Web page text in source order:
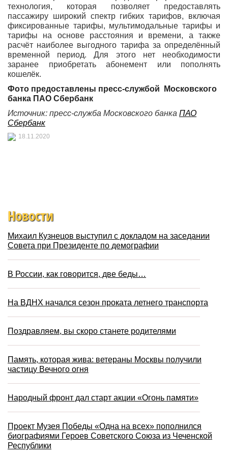
технология, которая позволяет предоставлять
пассажиру широкий спектр гибких тарифов, включая
фиксированные тарифы, мультимодальные тарифы и
тарифы на основе расстояния и времени, а также
расчёт наиболее выгодного тарифа за определённый
временной период. Для этого нет необходимости
заранее приобретать абонемент или пополнять
кошелёк.
Фото предоставлены пресс-службой
Московского
банка ПАО Сбербанк
Источник: пресс-служба Московского банка ПАО
Сбербанк
18.11.2020
Новости
Михаил Кузнецов выступил с докладом на заседании
Совета при Президенте по демографии
В России, как говорится, две беды…
На ВДНХ начался сезон проката летнего транспорта
Поздравляем, вы скоро станете родителями
Память, которая жива: ветераны Москвы получили
частицу Вечного огня
Народный фронт дал старт акции «Огонь памяти»
Проект Музея Победы «Одна на всех» пополнился
биографиями Героев Советского Союза из Чеченской
Республики